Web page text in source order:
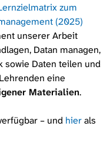
zum
(2025)
unserer Arbeit
, Datan managen,
sowie Daten teilen und
eine
Materialien.
– und hierals